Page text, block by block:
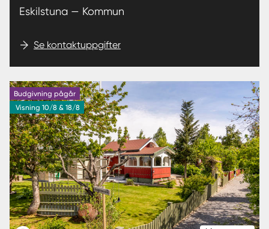
Eskilstuna — Kommun
Se kontaktuppgifter
Budgivning pågår
Visning 10/8 & 18/8